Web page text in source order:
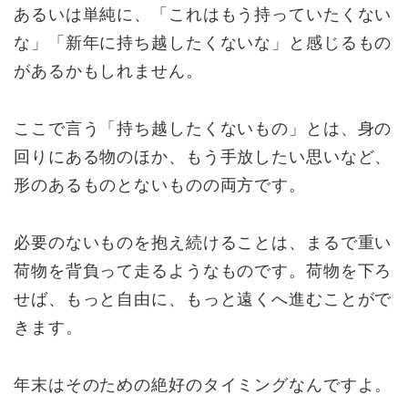
あるいは単純に、「これはもう持っていたくない
な」「新年に持ち越したくないな」と感じるもの
があるかもしれません。
ここで言う「持ち越したくないもの」とは、身の
回りにある物のほか、もう手放したい思いなど、
形のあるものとないものの両方です。
必要のないものを抱え続けることは、まるで重い
荷物を背負って走るようなものです。荷物を下ろ
せば、もっと自由に、もっと遠くへ進むことがで
きます。
年末はそのための絶好のタイミングなんですよ。